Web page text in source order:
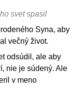
svet spasil
Syna, aby
večný život.
odsúdil, ale aby
nie je súdený. Ale
v meno